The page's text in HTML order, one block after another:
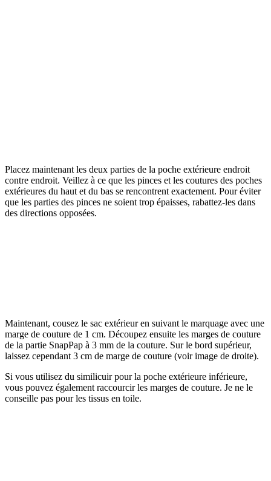
Placez maintenant les deux parties de la poche extérieure endroit
contre endroit. Veillez à ce que les pinces et les coutures des poches
extérieures du haut et du bas se rencontrent exactement. Pour éviter
que les parties des pinces ne soient trop épaisses, rabattez-les dans
des directions opposées.
Maintenant, cousez le sac extérieur en suivant le marquage avec une
marge de couture de 1 cm. Découpez ensuite les marges de couture
de la partie SnapPap à 3 mm de la couture. Sur le bord supérieur,
laissez cependant 3 cm de marge de couture (voir image de droite).
Si vous utilisez du similicuir pour la poche extérieure inférieure,
vous pouvez également raccourcir les marges de couture. Je ne le
conseille pas pour les tissus en toile.